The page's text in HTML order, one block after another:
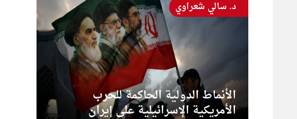
الأنماط الدولية الحاكمة للحرب
الأمريكية الإسرائيلية على إيران
د. سالي شعراوي